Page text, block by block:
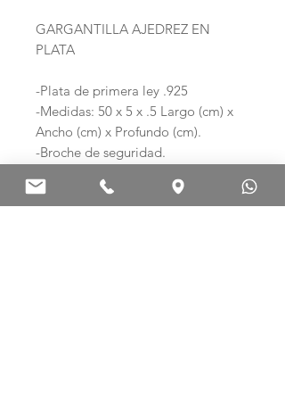
GARGANTILLA AJEDREZ EN
PLATA
-Plata de primera ley .925
-Medidas: 50 x 5 x .5 Largo (cm) x
Ancho (cm) x Profundo (cm).
-Broche de seguridad.